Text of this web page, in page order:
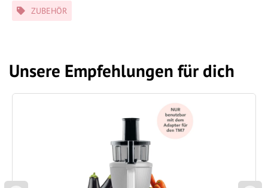
Schlagwörter
ZUBEHÖR
Unsere Empfehlungen für dich